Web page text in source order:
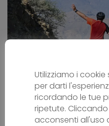
L´Oman in
Cicloturismo
OM - Oman
Utilizziamo i
per darti
ricordando le tue
ripetute.
acconsenti all'uso